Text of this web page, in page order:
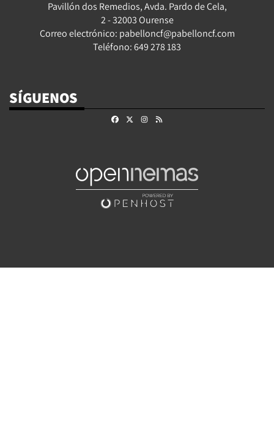
Pavillón dos Remedios, Avda. Pardo de Cela,
2 - 32003 Ourense
Correo electrónico: pabelloncf@pabelloncf.com
Teléfono: 649 278 183
SÍGUENOS
FacebookInstagram